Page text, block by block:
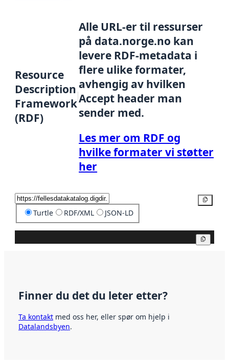
Resource
Description
Framework
(RDF)
Alle URL-er til ressurser
på data.norge.no kan
levere RDF-metadata i
flere ulike formater,
avhengig av hvilken
Accept header man
sender med.
Les mer om RDF og
hvilke formater vi støtter
her
Turtle RDF/XML JSON-LD
Finner du det du leter etter?
Ta kontakt med oss her, eller spør om hjelp i
Datalandsbyen.